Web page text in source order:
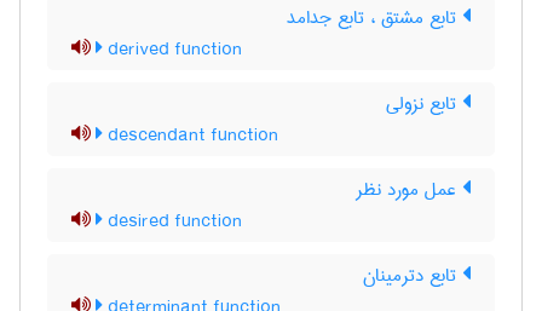
تابع مشتق ، تابع جدامد
derived function
تابع نزولی
descendant function
عمل مورد نظر
desired function
تابع دترمینان